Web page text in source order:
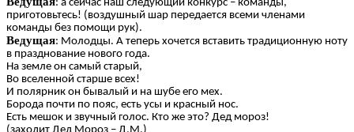
: а сейчас наш следующий конкурс – команды,
приготовьтесь! (воздушный шар передается всеми членами
команды без помощи рук).
Ведущая: Молодцы. А теперь хочется вставить традиционную ноту
в празднование нового года.
На земле он самый старый,
Во вселенной старше всех!
И полярник он бывалый и на шубе его мех.
Борода почти по пояс, есть усы и красный нос.
Есть мешок и звучный голос. Кто же это? Дед мороз!